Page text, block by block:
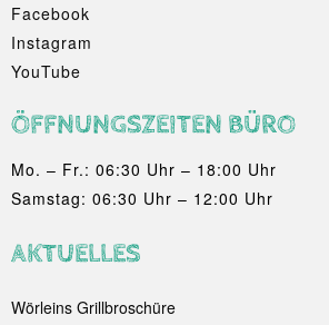
Facebook
Instagram
YouTube
ÖFFNUNGSZEITEN BÜRO
Mo. – Fr.: 06:30 Uhr – 18:00 Uhr
Samstag: 06:30 Uhr – 12:00 Uhr
AKTUELLES
Wörleins Grillbroschüre